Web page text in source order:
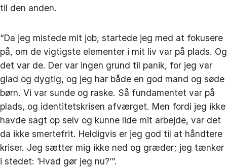
til den anden.
“Da jeg mistede mit job, startede jeg med at fokusere
på, om de vigtigste elementer i mit liv var på plads. Og
det var de. Der var ingen grund til panik, for jeg var
glad og dygtig, og jeg har både en god mand og søde
børn. Vi var sunde og raske. Så fundamentet var på
plads, og identitetskrisen afværget. Men fordi jeg ikke
havde sagt op selv og kunne lide mit arbejde, var det
da ikke smertefrit. Heldigvis er jeg god til at håndtere
kriser. Jeg sætter mig ikke ned og græder; jeg tænker
i stedet: ’Hvad gør jeg nu?’”.